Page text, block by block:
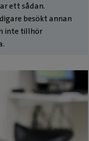
ett sådan.
besökt annan
inte tillhör